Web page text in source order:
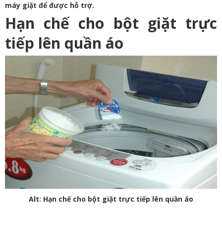
máy giặt để được hỗ trợ.
Hạn chế cho bột giặt trực
tiếp lên quần áo
Alt: Hạn chế cho bột giặt trực tiếp lên quần áo